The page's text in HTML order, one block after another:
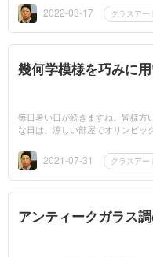
の度、5/13講...
2022-03-17 グラスアー
幾何学模様を巧みに
毎日暑い日が続きますね。皆様方
な日は、涼しい部屋でオリンピ
グラスアート協...
2021-07-31 グラスアー
アンティークガラス